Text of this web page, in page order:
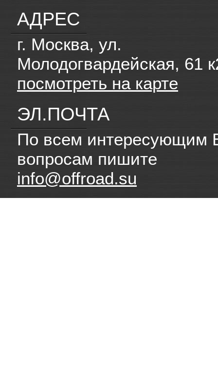
АДРЕС
г. Москва, ул.
Молодогвардейская, 61
посмотреть на карте
ЭЛ.ПОЧТА
По всем интересующим
вопросам пишите
info@offroad.su